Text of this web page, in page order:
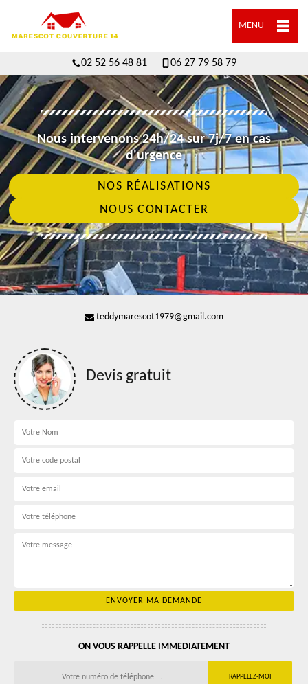
MENU
02 52 56 48 81 06 27 79 58 79
Nous intervenons 24h/24 sur 7j/7 en cas
d'urgence
NOS RÉALISATIONS
NOUS CONTACTER
teddymarescot1979@gmail.com
Devis gratuit
ON VOUS RAPPELLE IMMEDIATEMENT